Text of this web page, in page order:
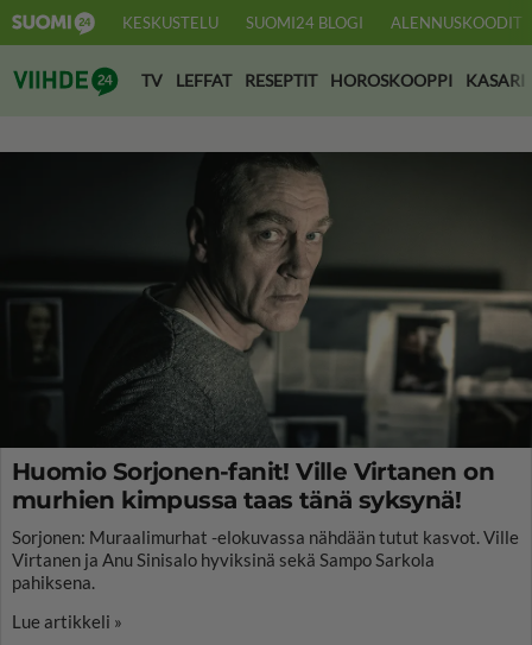
KESKUSTELU SUOMI24 BLOGI ALENNUSKOODIT
Suomi24 Viihde
TV LEFFAT RESEPTIT HOROSKOOPPI KASARI
Huomio Sorjonen-fanit! Ville Virtanen on
murhien kimpussa taas tänä syksynä!
Sorjonen: Muraalimurhat -elokuvassa nähdään tutut kasvot. Ville
Virtanen ja Anu Sinisalo hyviksinä sekä Sampo Sarkola
pahiksena.
Lue artikkeli »